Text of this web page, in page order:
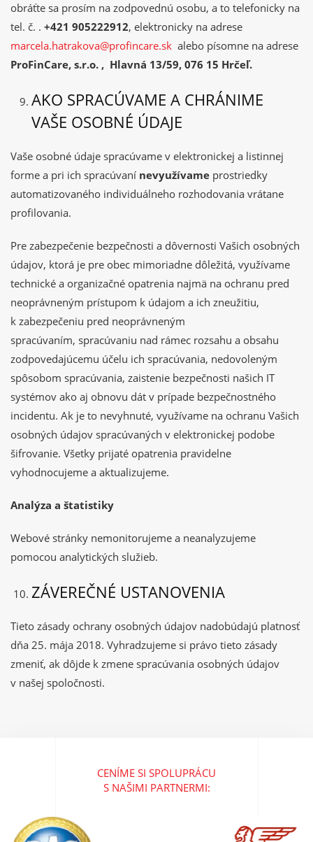
obráťte sa prosím na zodpovednú osobu, a to telefonicky na
tel. č. . +421 905222912, elektronicky na adrese
marcela.hatrakova@profincare.sk alebo písomne na adrese
ProFinCare, s.r.o. , Hlavná 13/59, 076 15 Hrčeľ.
AKO SPRACÚVAME A CHRÁNIME
VAŠE OSOBNÉ ÚDAJE
Vaše osobné údaje spracúvame v elektronickej a listinnej
forme a pri ich spracúvaní nevyužívame prostriedky
automatizovaného individuálneho rozhodovania vrátane
profilovania.
Pre zabezpečenie bezpečnosti a dôvernosti Vašich osobných
údajov, ktorá je pre obec mimoriadne dôležitá, využívame
technické a organizačné opatrenia najmä na ochranu pred
neoprávneným prístupom k údajom a ich zneužitiu,
k zabezpečeniu pred neoprávneným
spracúvaním, spracúvaniu nad rámec rozsahu a obsahu
zodpovedajúcemu účelu ich spracúvania, nedovoleným
spôsobom spracúvania, zaistenie bezpečnosti našich IT
systémov ako aj obnovu dát v prípade bezpečnostného
incidentu. Ak je to nevyhnuté, využívame na ochranu Vašich
osobných údajov spracúvaných v elektronickej podobe
šifrovanie. Všetky prijaté opatrenia pravidelne
vyhodnocujeme a aktualizujeme.
Analýza a štatistiky
Webové stránky nemonitorujeme a neanalyzujeme
pomocou analytických služieb.
ZÁVEREČNÉ USTANOVENIA
Tieto zásady ochrany osobných údajov nadobúdajú platnosť
dňa 25. mája 2018. Vyhradzujeme si právo tieto zásady
zmeniť, ak dôjde k zmene spracúvania osobných údajov
v našej spoločnosti.
CENÍME SI SPOLUPRÁCU
S NAŠIMI PARTNERMI: